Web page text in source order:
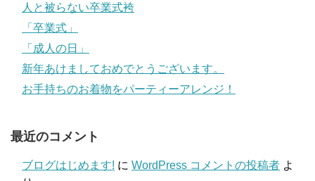
人と被らない卒業式袴
「卒業式」
「成人の日」
新年あけましておめでとうございます。
お手持ちのお着物をパーティーアレンジ！
最近のコメント
ブログはじめます! に WordPress コメントの投稿者 よ